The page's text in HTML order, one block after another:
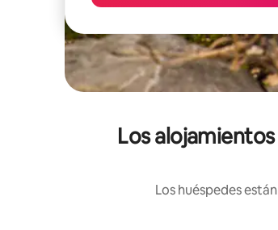
Los
Los huéspedes